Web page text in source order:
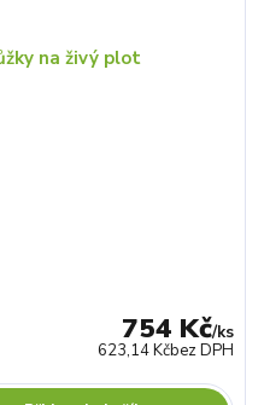
754 Kč/ks
623,14 Kčbez DPH